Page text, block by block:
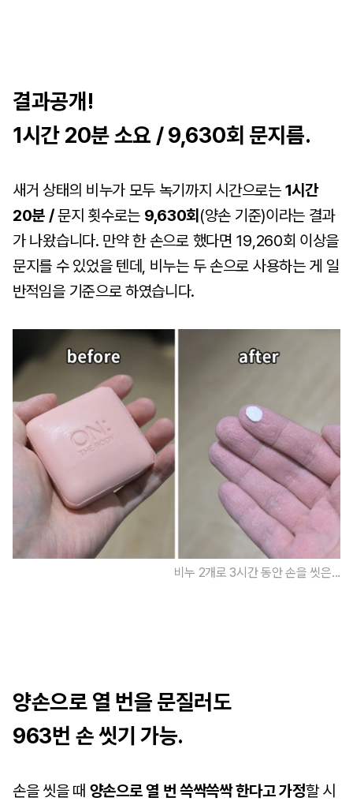
결과공개!
1시간 20분 소요 / 9,630회 문지름.
새거 상태의 비누가 모두 녹기까지 시간으로는 1시간
20분 /문지 횟수로는 9,630회 (양손 기준)이라는 결과
가 나왔습니다. 만약 한 손으로 했다면 19,260회 이상을
문지를 수 있었을 텐데, 비누는 두 손으로 사용하는 게 일
반적임을 기준으로 하였습니다.
비누 2개로 3시간 동안 손을 씻은...
양손으로 열 번을 문질러도
963번 손 씻기 가능.
손을 씻을 때 양손으로 열 번 쓱싹쓱싹 한다고 가정할 시